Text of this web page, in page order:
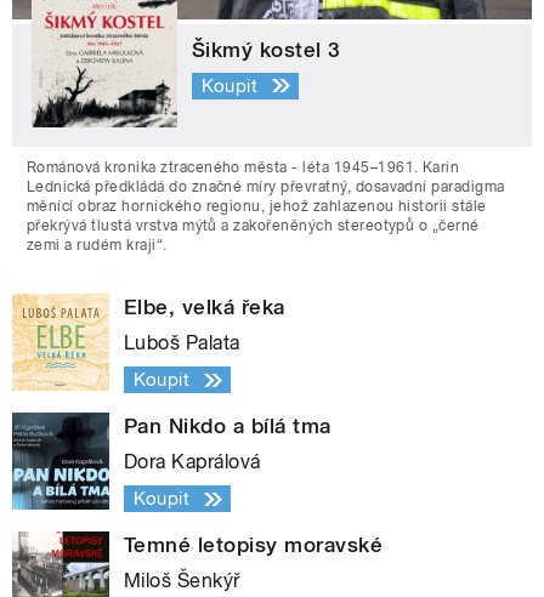
Šikmý kostel 3
Koupit
Románová kronika ztraceného města - léta 1945–1961. Karin
Lednická předkládá do značné míry převratný, dosavadní paradigma
měnící obraz hornického regionu, jehož zahlazenou historii stále
překrývá tlustá vrstva mýtů a zakořeněných stereotypů o „černé
zemi a rudém kraji“.
Elbe, velká řeka
Luboš Palata
Koupit
Pan Nikdo a bílá tma
Dora Kaprálová
Koupit
Temné letopisy moravské
Miloš Šenkýř